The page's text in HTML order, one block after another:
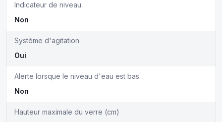
Indicateur de niveau
Non
Système d'agitation
Oui
Alerte lorsque le niveau d'eau est bas
Non
Hauteur maximale du verre (cm)